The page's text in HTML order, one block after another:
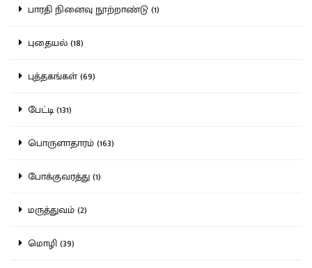
பாரதி நினைவு நூற்றாண்டு (1)
புதையல் (18)
புத்தகங்கள் (69)
பேட்டி (131)
பொருளாதாரம் (163)
போக்குவரத்து (1)
மருத்துவம் (2)
மொழி (39)